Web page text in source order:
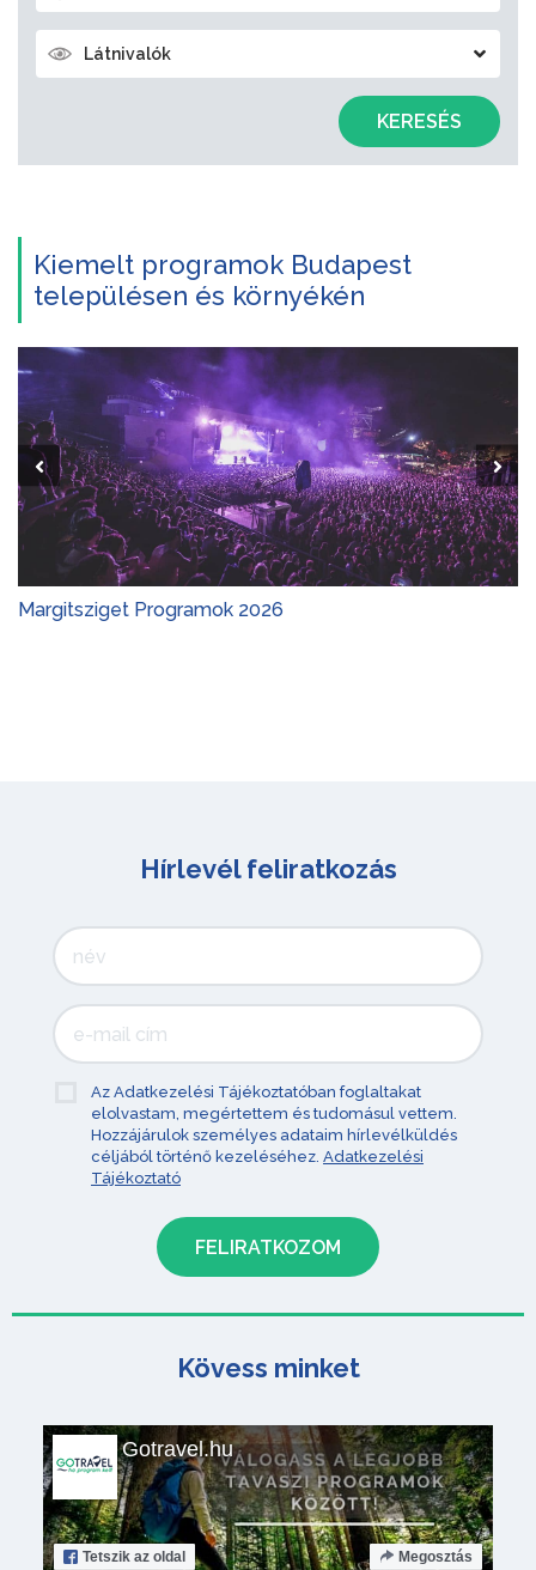
Látnivalók
KERESÉS
Kiemelt programok Budapest
településen és környékén
Margitsziget Programok 2026
Hírlevél feliratkozás
Az Adatkezelési Tájékoztatóban foglaltakat
elolvastam, megértettem és tudomásul vettem.
Hozzájárulok személyes adataim hírlevélküldés
céljából történő kezeléséhez. Adatkezelési
Tájékoztató
Kövess minket
Gotravel.hu
Tetszik az oldal Megosztás